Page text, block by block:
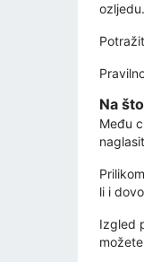
ozljedu.
Na
Među
li i
Izgled